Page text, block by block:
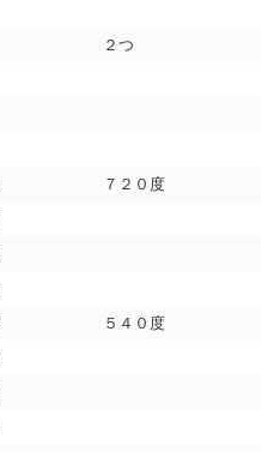
２つ
７２０度
５４０度